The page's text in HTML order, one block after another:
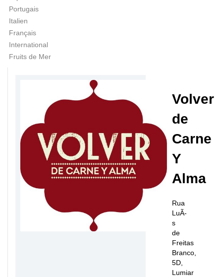
Portugais
Italien
Français
International
Fruits de Mer
Volver
de
Carne
Y
Alma
Rua
LuÃ­
s
de
Freitas
Branco,
5D,
Lumiar